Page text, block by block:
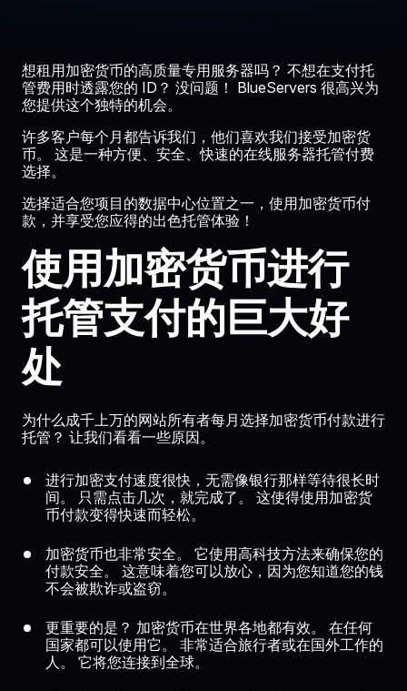
想租用加密货币的高质量专用服务器吗？ 不想在支付托
管费用时透露您的 ID？ 没问题！ BlueServers 很高兴为
您提供这个独特的机会。
许多客户每个月都告诉我们，他们喜欢我们接受加密货
币。 这是一种方便、安全、快速的在线服务器托管付费
选择。
选择适合您项目的数据中心位置之一，使用加密货币付
款，并享受您应得的出色托管体验！
使用加密货币进行
托管支付的巨大好
处
为什么成千上万的网站所有者每月选择加密货币付款进行
托管？ 让我们看看一些原因。
进行加密支付速度很快，无需像银行那样等待很长时
间。 只需点击几次，就完成了。 这使得使用加密货
币付款变得快速而轻松。
加密货币也非常安全。 它使用高科技方法来确保您的
付款安全。 这意味着您可以放心，因为您知道您的钱
不会被欺诈或盗窃。
更重要的是？ 加密货币在世界各地都有效。 在任何
国家都可以使用它。 非常适合旅行者或在国外工作的
人。 它将您连接到全球。